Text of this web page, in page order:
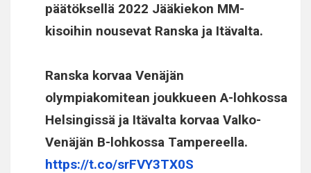
päätöksellä 2022 Jääkiekon MM-
kisoihin nousevat Ranska ja Itävalta.
Ranska korvaa Venäjän
olympiakomitean joukkueen A-lohkossa
Helsingissä ja Itävalta korvaa Valko-
Venäjän B-lohkossa Tampereella.
https://t.co/srFVY3TX0S